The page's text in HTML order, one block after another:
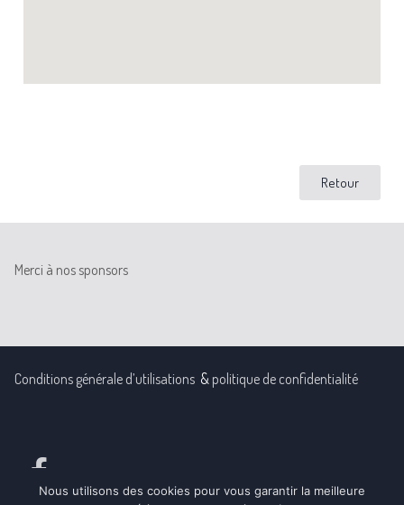
Retour
Merci à nos sponsors
Conditions générale d’utilisations & politique de confidentialité
Nous utilisons des cookies pour vous garantir la meilleure